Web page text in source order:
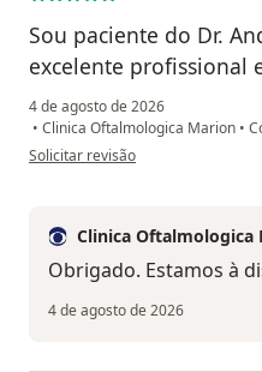
Sou paciente do Dr.
excelente profissional
4 de agosto de 2026
• Clinica Oftalmologica Marion •
na opinião do utilizador Elizabeth
Solicitar revisão
Clinica Oftalmologica
Obrigado. Estamos à
4 de agosto de 2026